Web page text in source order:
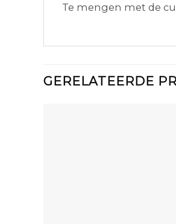
Te mengen met de
GERELATEERDE